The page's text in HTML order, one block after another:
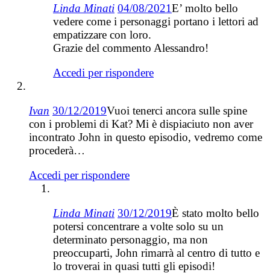
Linda Minati 04/08/2021E’ molto bello
vedere come i personaggi portano i lettori ad
empatizzare con loro.
Grazie del commento Alessandro!
Accedi per rispondere
Ivan 30/12/2019Vuoi tenerci ancora sulle spine
con i problemi di Kat? Mi è dispiaciuto non aver
incontrato John in questo episodio, vedremo come
procederà…
Accedi per rispondere
Linda Minati 30/12/2019È stato molto bello
potersi concentrare a volte solo su un
determinato personaggio, ma non
preoccuparti, John rimarrà al centro di tutto e
lo troverai in quasi tutti gli episodi!